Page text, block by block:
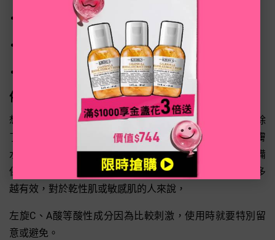
3-o-乙基抗壞血酸 3-O-Ethyl Ascorbic Acid ，1.0%~2.0%
二丙基聯苯二醇 5,5’-Dipropyl-Biphenyl-2,2’-diol ，0.50%
依照年齡、膚質挑選美白乳液
想挑選適合自己的美白乳液，當然就要看肌膚的意見了！除
了原本的膚質，年齡也會影響肌膚的狀態，年齡越高，肌膚
水分和油脂的分泌量也會逐漸減少，因此也要留意是否具備
保濕效果。此外，美白乳液的成分並不是越高越好，加越多
越有效，對於乾性肌或敏感肌的人來說，
左旋C、A酸等酸性成分因為比較刺激，使用時就要特別留
意或避免。